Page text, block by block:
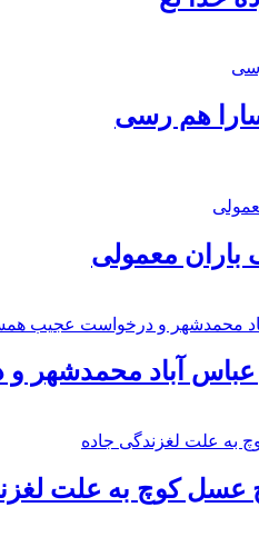
هم رسی
باران معمولی
عباس آباد
عسل کوچ به علت